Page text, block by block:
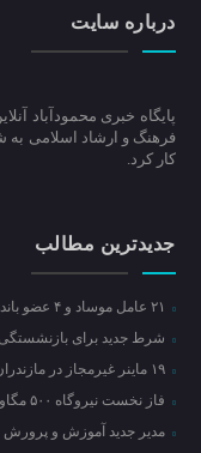
درباره سایت
پایگاه خبری محمودآباد
کار کرد.
جدیدترین مطالب
شرط جدید برای
۱۹ ماینر غیرمجاز در مازندران از مدار خارج شد
فاز نخست نیروگاه ۵۰۰ مگاواتی محمودآباد به‌زودی آغاز می‌شود
مدیر جدید آموزش و